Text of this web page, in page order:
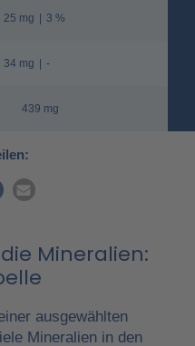
25 mg | 3 %
34 mg | -
439 mg
Mineralien:
ausgewählten
Mineralien in den